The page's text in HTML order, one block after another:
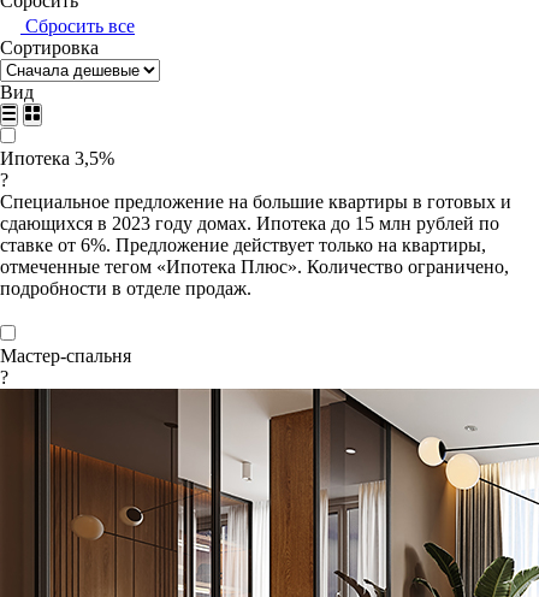
Сбросить все
Сортировка
Вид
Ипотека 3,5%
?
Специальное предложение на большие квартиры в готовых и
сдающихся в 2023 году домах. Ипотека до 15 млн рублей по
ставке от 6%. Предложение действует только на квартиры,
отмеченные тегом «Ипотека Плюс». Количество ограничено,
подробности в отделе продаж.
Мастер-спальня
?